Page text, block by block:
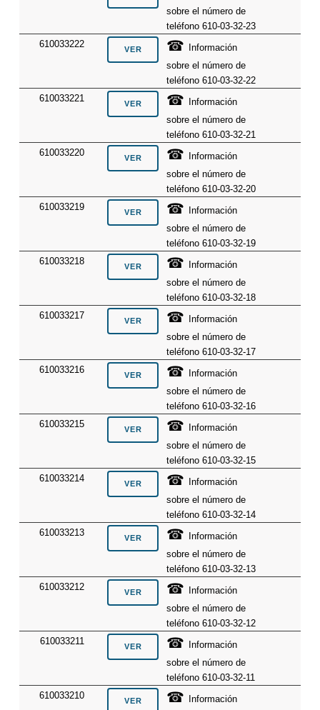
sobre el número de
teléfono 610-03-32-23
610033222
☎ Información
sobre el número de
teléfono 610-03-32-22
610033221
☎ Información
sobre el número de
teléfono 610-03-32-21
610033220
☎ Información
sobre el número de
teléfono 610-03-32-20
610033219
☎ Información
sobre el número de
teléfono 610-03-32-19
610033218
☎ Información
sobre el número de
teléfono 610-03-32-18
610033217
☎ Información
sobre el número de
teléfono 610-03-32-17
610033216
☎ Información
sobre el número de
teléfono 610-03-32-16
610033215
☎ Información
sobre el número de
teléfono 610-03-32-15
610033214
☎ Información
sobre el número de
teléfono 610-03-32-14
610033213
☎ Información
sobre el número de
teléfono 610-03-32-13
610033212
☎ Información
sobre el número de
teléfono 610-03-32-12
610033211
☎ Información
sobre el número de
teléfono 610-03-32-11
610033210
☎ Información